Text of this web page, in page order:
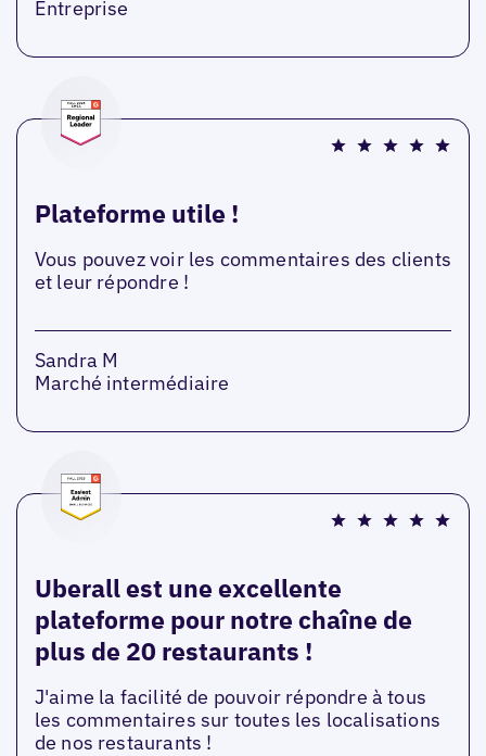
Entreprise
Plateforme utile !
Vous pouvez voir les commentaires des clients
et leur répondre !
Sandra M
Marché intermédiaire
Uberall est une excellente
plateforme pour notre chaîne de
plus de 20 restaurants !
J'aime la facilité de pouvoir répondre à tous
les commentaires sur toutes les localisations
de nos restaurants !